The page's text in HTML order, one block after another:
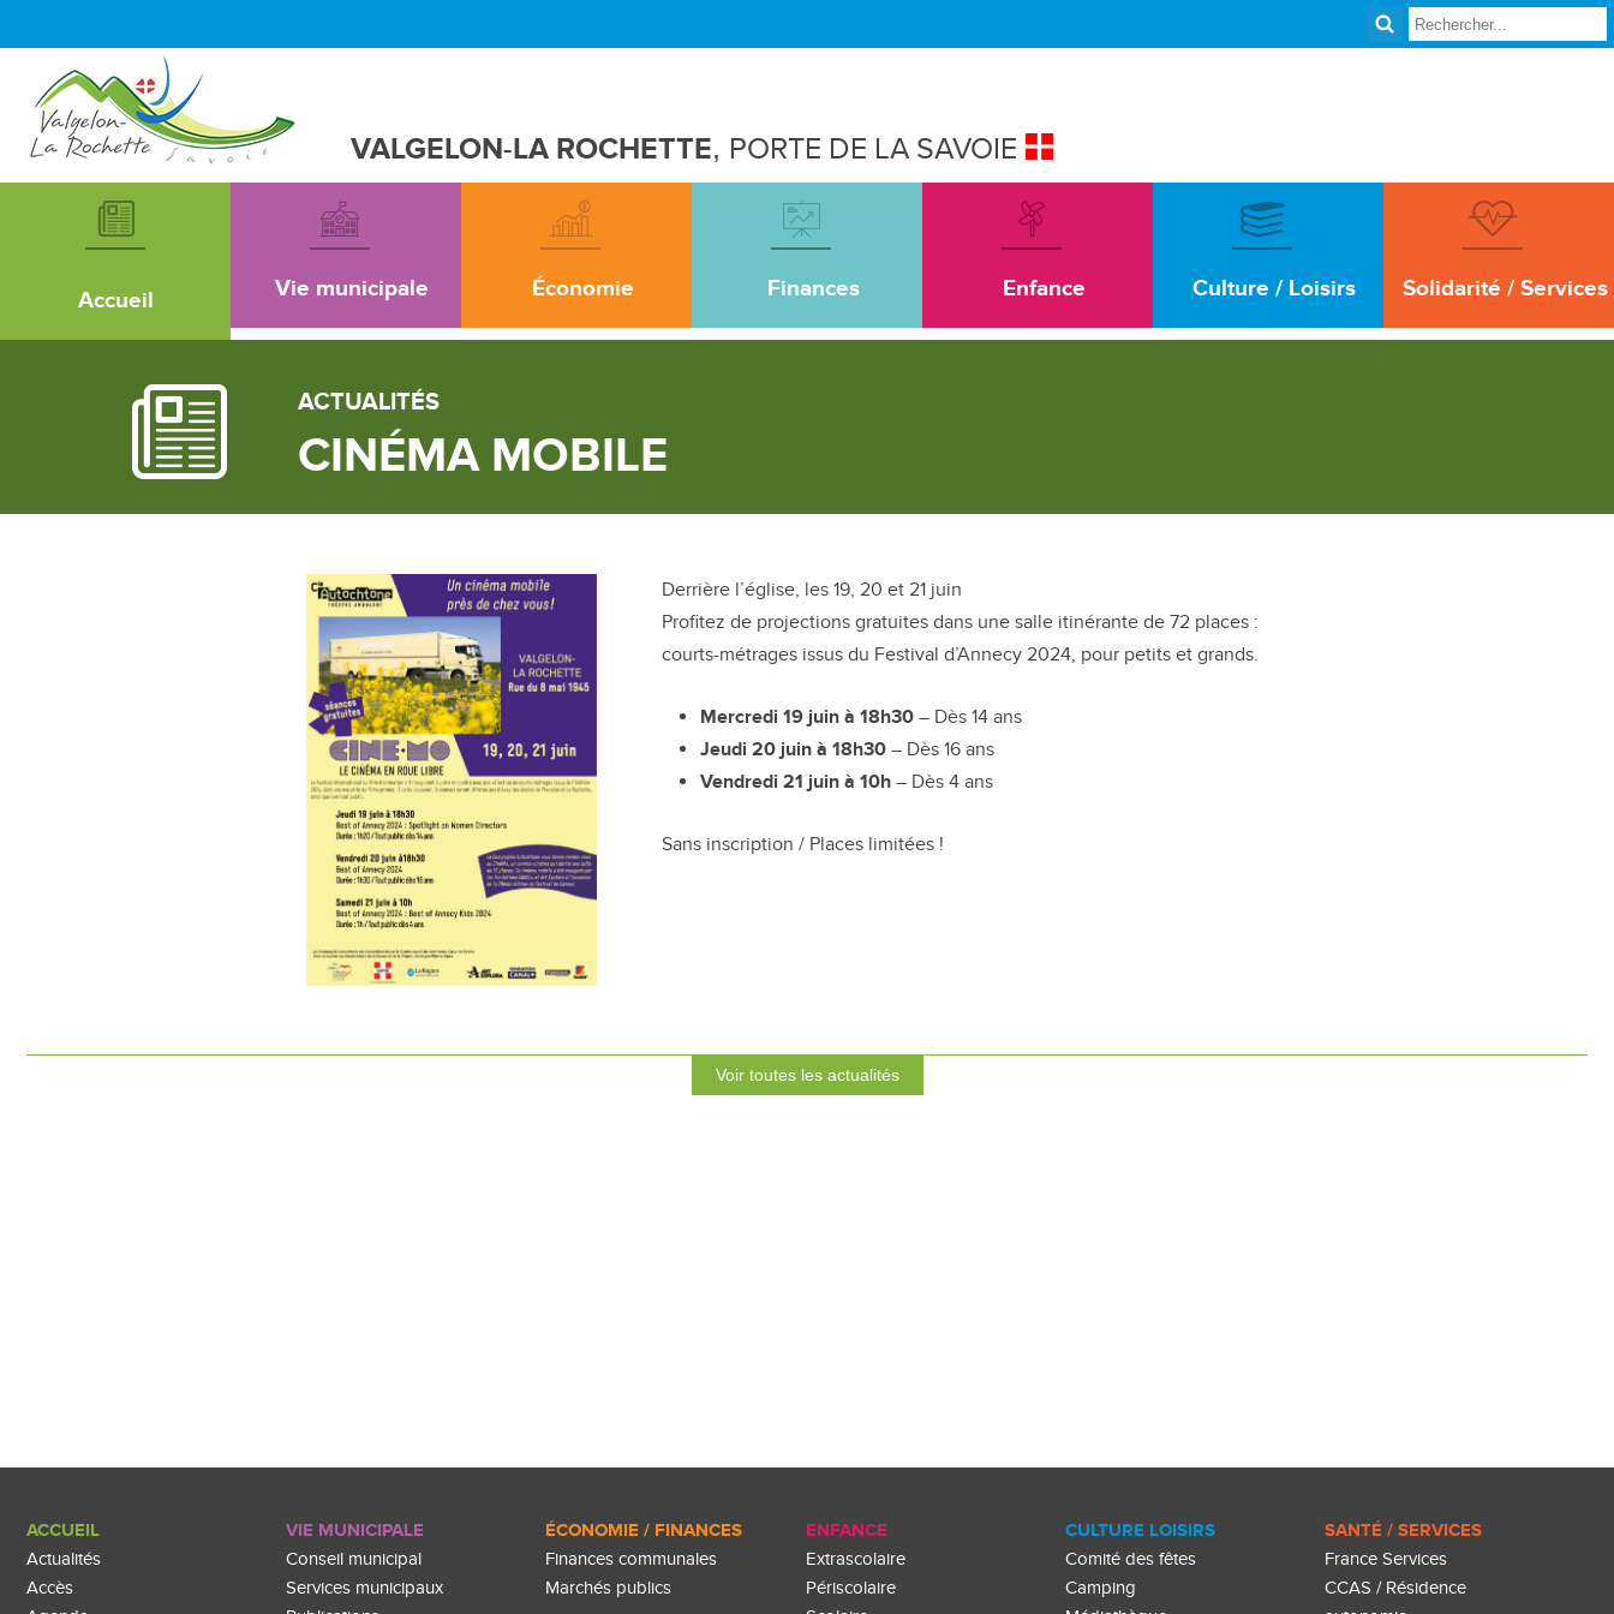
VALGELON-LA ROCHETTE, PORTE DE LA SAVOIE
Accueil Vie municipale Économie Finances Enfance Culture / Loisirs Solidarité / Services
ACTUALITÉS
CINÉMA MOBILE
Derrière l’église, les 19, 20 et 21 juin
Profitez de projections gratuites dans une salle itinérante de 72 places :
courts-métrages issus du Festival d’Annecy 2024, pour petits et grands.
Mercredi 19 juin à 18h30– Dès 14 ans
Jeudi 20 juin à 18h30– Dès 16 ans
Vendredi 21 juin à 10h– Dès 4 ans
Sans inscription / Places limitées !
Voir toutes les actualités
ACCUEIL
Actualités
Accès
VIE MUNICIPALE
Conseil municipal
Services municipaux
ÉCONOMIE / FINANCES
Finances communales
Marchés publics
ENFANCE
Extrascolaire
Périscolaire
CULTURE LOISIRS
Comité des fêtes
Camping
SANTÉ / SERVICES
France Services
CCAS / Résidence